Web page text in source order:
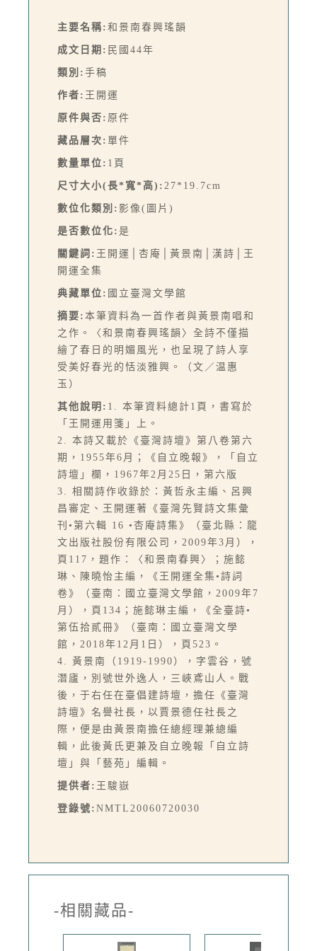
主要名稱: 和景南春興瑤韻
成文日期: 民國44年
類別: 手稿
作者: 王開運
原件與否: 原件
藏品層次: 單件
數量單位: 1頁
尺寸大小(長*寬*高): 27*19.7cm
數位化類別: 影像(圖片)
是否數位化: 是
關鍵詞: 王開運│杏庵│黃景南│漢詩│王
開運全集
典藏單位: 國立臺灣文學館
摘要: 本筆資料為一首作者與黃景南唱和
之作。〈和景南春興瑤韻〉全詩不僅描
繪了春日的明媚風光，也呈現了詩人享
受美好春光的恬淡雅興。（文／温惠
玉）
其他說明: 1. 本筆資料總計1頁，書寫於
「王開運用箋」上。
2. 本詩又載於《臺灣詩壇》第八卷第六
期，1955年6月；《自立晚報》，「自立
詩壇」欄，1967年2月25日，第六版
3. 相關詩作收錄於：黃哲永主編、呂興
昌審定、王開運著《臺灣先賢詩文集彙
刊•第六輯 16 •杏庵詩集》（臺北縣：龍
文出版社股份有限公司，2009年3月），
頁117，題作：〈和景南春興〉；施懿
琳、陳曉怡主編，《王開運全集•詩詞
卷》（臺南：國立臺灣文學館，2009年7
月），頁134；施懿琳主編，《全臺詩•
第伍拾貳冊》（臺南：國立臺灣文學
館，2018年12月1日），頁523。
4. 黃景南（1919-1990），字雲谷，號
潛廬，別號世外逸人，三峽鳶山人。戰
後，于右任在臺倡建詩壇，擔任《臺灣
詩壇》名譽社長，以賈景德任社長之
際，便是由黃景南擔任總經理兼總編
輯，此後黃氏更兼及自立晚報「自立詩
壇」與「藝苑」編輯。
提供者: 王駿嶽
登錄號: NMTL20060720030
-相關藏品-